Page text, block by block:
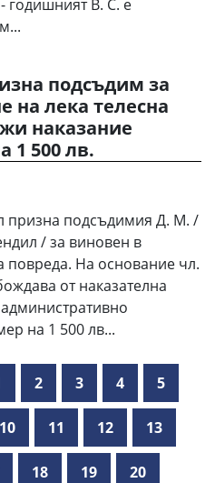
годишният В. С. е
подсъдим за
на лека телесна
наказание
1 500 лв.
призна подсъдимия Д. М. /
/ за виновен в
повреда. На основание чл.
от наказателна
на 1 500 лв...
2 3 4 5
10 11 12 13
18 19 20